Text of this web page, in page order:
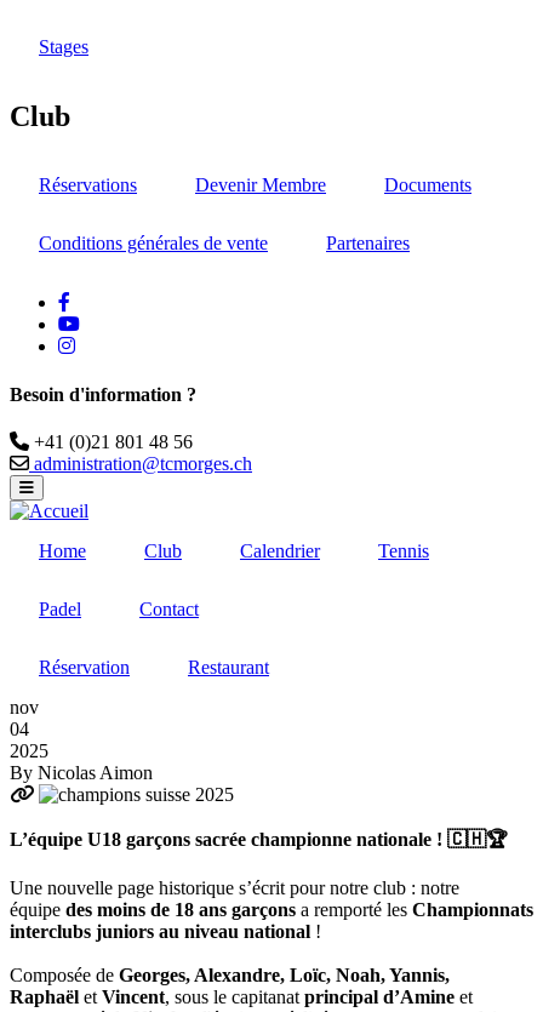
Stages
Club
Réservations Devenir Membre Documents
Conditions générales de vente Partenaires
Youtube
instagram
Besoin d'information ?
Téléphone
+41 (0)21 801 48 56
Email
administration@tcmorges.ch
Home Club Calendrier Tennis
Padel Contact
Réservation
Restaurant
nov
04
2025
By Nicolas Aimon
L’équipe U18 garçons sacrée championne nationale ! 🇨🇭🏆
Une nouvelle page historique s’écrit pour notre club : notre
équipe des moins de 18 ans garçons a remporté les Championnats
interclubs juniors au niveau national !
Composée de Georges, Alexandre, Loïc, Noah, Yannis,
Raphaël et Vincent, sous le capitanat principal d’Amine et